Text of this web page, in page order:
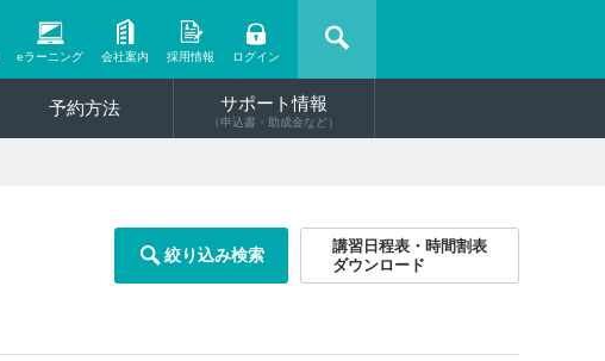
eラーニング 会社案内 採用情報 ログイン
予約方法 サポート情報
（申込書・助成金など）
絞り込み検索
講習日程表・時間割表
ダウンロード